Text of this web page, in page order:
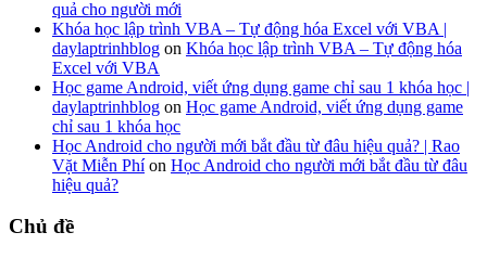
quả cho người mới
Khóa học lập trình VBA – Tự động hóa Excel với VBA |
daylaptrinhblog on Khóa học lập trình VBA – Tự động hóa
Excel với VBA
Học game Android, viết ứng dụng game chỉ sau 1 khóa học |
daylaptrinhblog on Học game Android, viết ứng dụng game
chỉ sau 1 khóa học
Học Android cho người mới bắt đầu từ đâu hiệu quả? | Rao
Vặt Miễn Phíon Học Android cho người mới bắt đầu từ đâu
hiệu quả?
Chủ đề